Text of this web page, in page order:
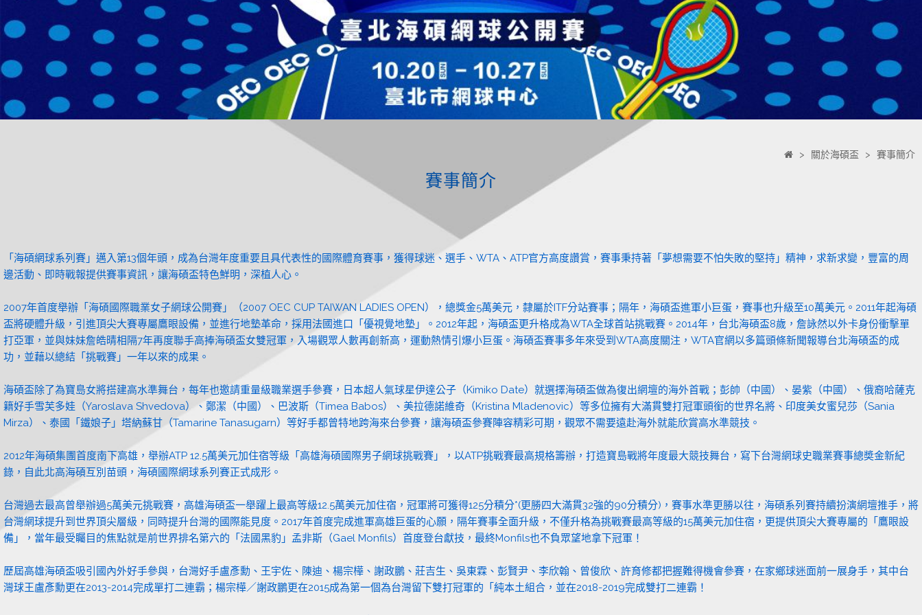
賽事簡介
> 關於海碩盃 > 賽事簡介
「海碩網球系列賽」邁入第13個年頭，成為台灣年度重要且具代表性的國際體育賽事，獲得球迷、選手、WTA、ATP官方高度讚賞，賽事秉持著「夢想需要不怕失敗的堅持」精神，求新求變，豐富的周
邊活動、即時戰報提供賽事資訊，讓海碩盃特色鮮明，深植人心。
2007年首度舉辦「海碩國際職業女子網球公開賽」（2007 OEC CUP TAIWAN LADIES OPEN），總獎金5萬美元，隸屬於ITF分站賽事；隔年，海碩盃進軍小巨蛋，賽事也升級至10萬美元。2011年起海碩
盃將硬體升級，引進頂尖大賽專屬鷹眼設備，並進行地墊革命，採用法國進口「優視覺地墊」。2012年起，海碩盃更升格成為WTA全球首站挑戰賽。2014年，台北海碩盃8歲，詹詠然以外卡身份衝擊單
打亞軍，並與妹妹詹皓晴相隔7年再度聯手高捧海碩盃女雙冠軍，入場觀眾人數再創新高，運動熱情引爆小巨蛋。海碩盃賽事多年來受到WTA高度關注，WTA官網以多篇頭條新聞報導台北海碩盃的成
功，並藉以總結「挑戰賽」一年以來的成果。
海碩盃除了為寶島女將搭建高水準舞台，每年也邀請重量級職業選手參賽，日本超人氣球星伊達公子（Kimiko Date）就選擇海碩盃做為復出網壇的海外首戰；彭帥（中國）、晏紫（中國）、俄裔哈薩克
籍好手雪芙多娃（Yaroslava Shvedova）、鄭潔（中國）、巴波斯（Timea Babos）、美拉德諾維奇（Kristina Mladenovic）等多位擁有大滿貫雙打冠軍頭銜的世界名將、印度美女蜜兒莎（Sania
Mirza）、泰國「鐵娘子」塔納蘇甘（Tamarine Tanasugarn）等好手都曾特地跨海來台參賽，讓海碩盃參賽陣容精彩可期，觀眾不需要遠赴海外就能欣賞高水準競技。
2012年海碩集團首度南下高雄，舉辦ATP 12.5萬美元加住宿等級「高雄海碩國際男子網球挑戰賽」，以ATP挑戰賽最高規格籌辦，打造寶島戰將年度最大競技舞台，寫下台灣網球史職業賽事總奬金新紀
錄，自此北高海碩互別苗頭，海碩國際網球系列賽正式成形。
台灣過去最高曾舉辦過5萬美元挑戰賽，高雄海碩盃一舉躍上最高等級12.5萬美元加住宿，冠軍將可獲得125分積分*(更勝四大滿貫32強的90分積分)，賽事水準更勝以往，海碩系列賽持續扮演網壇推手，將
台灣網球提升到世界頂尖層級，同時提升台灣的國際能見度。2017年首度完成進軍高雄巨蛋的心願，隔年賽事全面升級，不僅升格為挑戰賽最高等級的15萬美元加住宿，更提供頂尖大賽專屬的「鷹眼設
備」，當年最受矚目的焦點就是前世界排名第六的「法國黑豹」孟非斯（Gael Monfils）首度登台獻技，最終Monfils也不負眾望地拿下冠軍！
歷屆高雄海碩盃吸引國內外好手參與，台灣好手盧彥勳、王宇佐、陳迪、楊宗樺、謝政鵬、莊吉生、吳東霖、彭賢尹、李欣翰、曾俊欣、許育修都把握難得機會參賽，在家鄉球迷面前一展身手，其中台
灣球王盧彥勳更在2013-2014完成單打二連霸；楊宗樺／謝政鵬更在2015成為第一個為台灣留下雙打冠軍的「純本土組合，並在2018-2019完成雙打二連霸！